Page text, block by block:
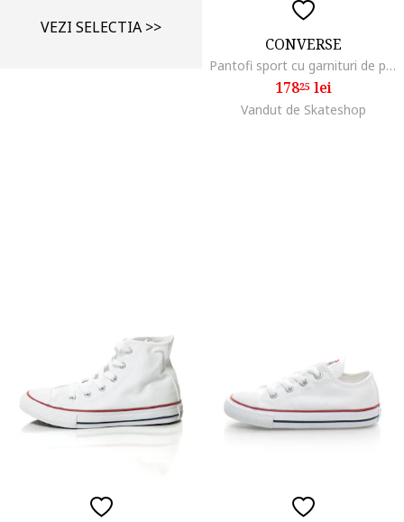
VEZI SELECTIA >>
CONVERSE
Pantofi sport cu garnituri de piele intoarsa Omega, Negru/Alb murdar
17825lei
Vandut de Skateshop